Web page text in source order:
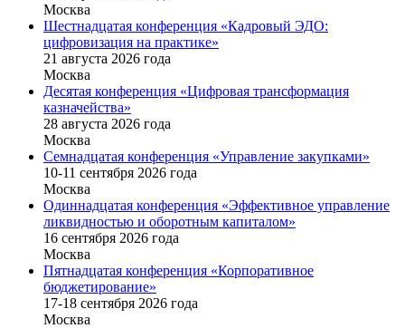
Москва
Шестнадцатая конференция «Кадровый ЭДО:
цифровизация на практике»
21 августа 2026 года
Москва
Десятая конференция «Цифровая трансформация
казначейства»
28 августа 2026 года
Москва
Семнадцатая конференция «Управление закупками»
10-11 сентября 2026 года
Москва
Одиннадцатая конференция «Эффективное управление
ликвидностью и оборотным капиталом»
16 cентября 2026 года
Москва
Пятнадцатая конференция «Корпоративное
бюджетирование»
17-18 сентября 2026 года
Москва